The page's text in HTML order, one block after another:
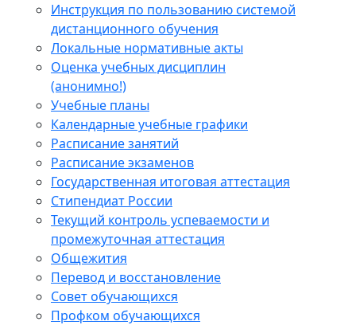
Инструкция по пользованию системой
дистанционного обучения
Локальные нормативные акты
Оценка учебных дисциплин
(анонимно!)
Учебные планы
Календарные учебные графики
Расписание занятий
Расписание экзаменов
Государственная итоговая аттестация
Стипендиат России
Текущий контроль успеваемости и
промежуточная аттестация
Общежития
Перевод и восстановление
Совет обучающихся
Профком обучающихся